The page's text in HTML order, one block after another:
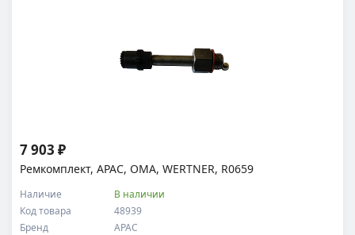
Ремкомплект, APAC, OMA, WERTNER, R0659
Код товара 48939
Наличие В наличии
Бренд APAC
7 903 ₽